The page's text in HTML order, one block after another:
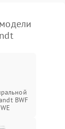
BWF